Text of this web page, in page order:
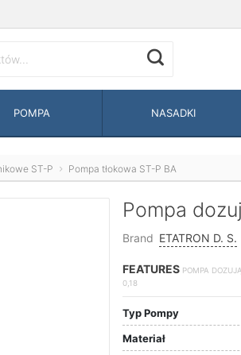
POMPA NASADKI
ST-P Pompa tłokowa ST-P BA
Pompa
Brand ETATRON D. S.
FEATURES POMPA
0,18
Typ Pompy
Materiał